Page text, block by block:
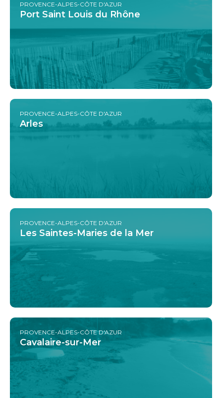
PROVENCE-ALPES-CÔTE D'AZUR
Port Saint Louis du Rhône
PROVENCE-ALPES-CÔTE D'AZUR
Arles
PROVENCE-ALPES-CÔTE D'AZUR
Les Saintes-Maries de la Mer
PROVENCE-ALPES-CÔTE D'AZUR
Cavalaire-sur-Mer